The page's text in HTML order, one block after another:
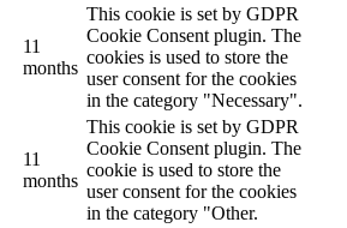
11
months
This cookie is set by GDPR
Cookie Consent plugin. The
cookies is used to store the
user consent for the cookies
in the category "Necessary".
11
months
This cookie is set by GDPR
Cookie Consent plugin. The
cookie is used to store the
user consent for the cookies
in the category "Other.